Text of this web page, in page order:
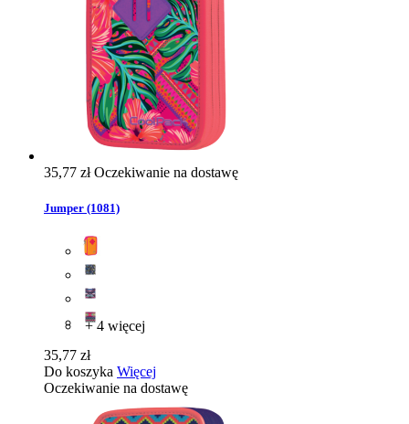
35,77 złOczekiwanie na dostawę
Jumper (1081)
+ 4 więcej
35,77 zł
Do koszyka Więcej
Oczekiwanie na dostawę